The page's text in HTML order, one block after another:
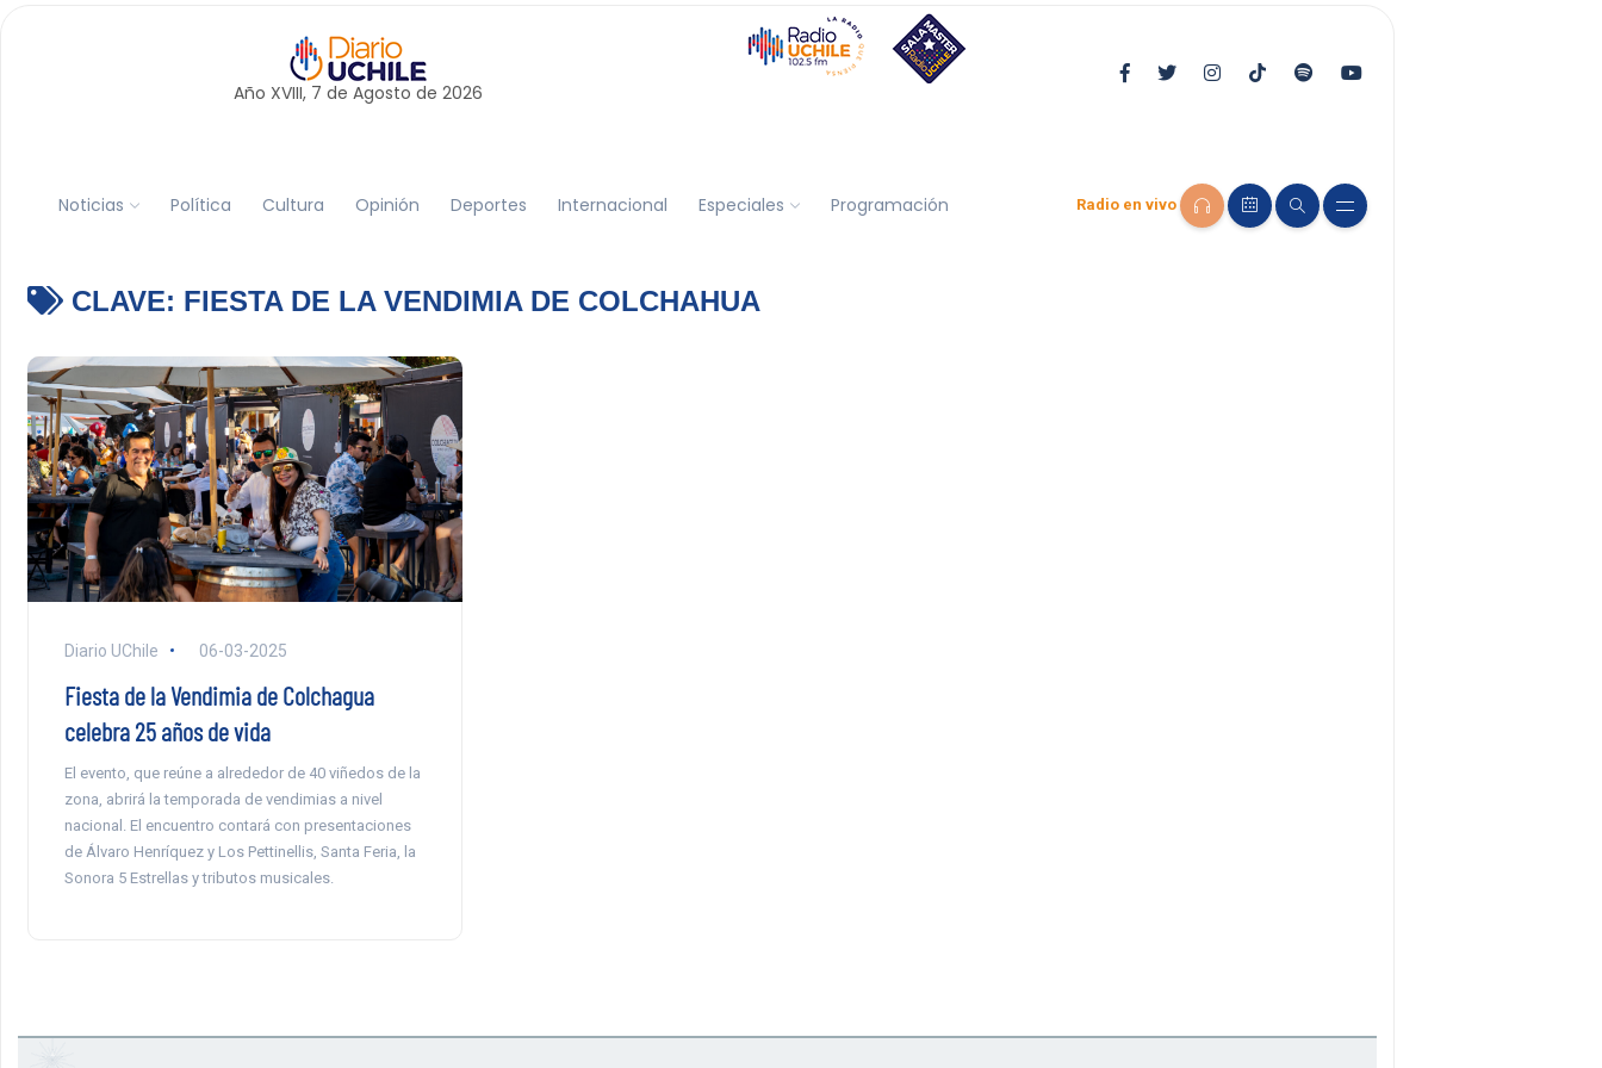
Año XVIII, 7 de Agosto de 2026
Noticias Política Cultura Opinión Deportes Internacional Especiales Programación Radio en vivo
CLAVE: FIESTA DE LA VENDIMIA DE COLCHAHUA
Diario UChile 06-03-2025
Fiesta de la Vendimia de Colchagua
celebra 25 años de vida
El evento, que reúne a alrededor de 40 viñedos de la
zona, abrirá la temporada de vendimias a nivel
nacional. El encuentro contará con presentaciones
de Álvaro Henríquez y Los Pettinellis, Santa Feria, la
Sonora 5 Estrellas y tributos musicales.